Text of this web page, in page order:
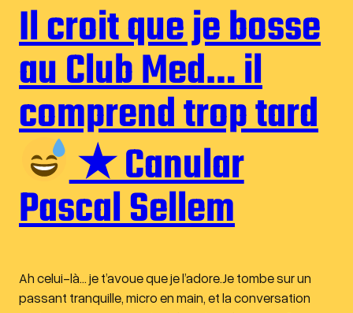
Il croit que je bosse
au Club Med… il
comprend trop tard
★ Canular
Pascal Sellem
Ah celui-là… je t’avoue que je l’adore.Je tombe sur un
passant tranquille, micro en main, et la conversation